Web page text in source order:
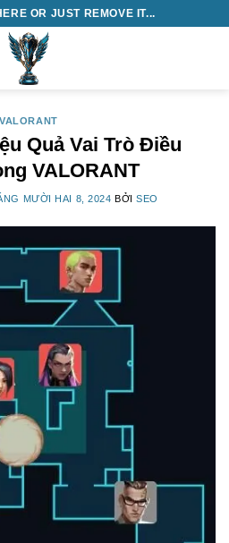
OR JUST REMOVE IT...
VALORANT
Quả Vai Trò Điều
VALORANT
MƯỜI HAI 8, 2024 BỞISEO